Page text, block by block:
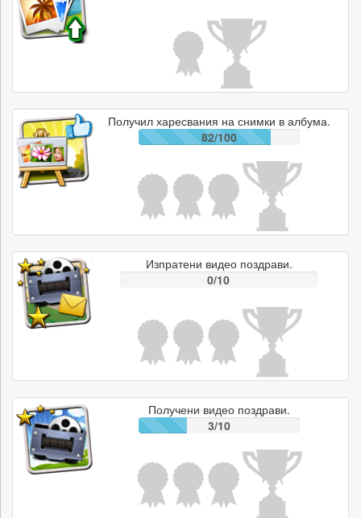
Получил харесвания на снимки в албума.
82/100
Изпратени видео поздрави.
0/10
Получени видео поздрави.
3/10